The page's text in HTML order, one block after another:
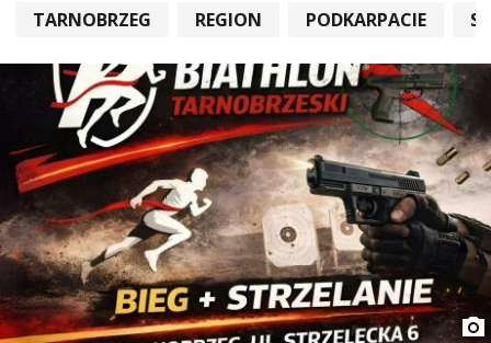
TARNOBRZEG REGION PODKARPACIE